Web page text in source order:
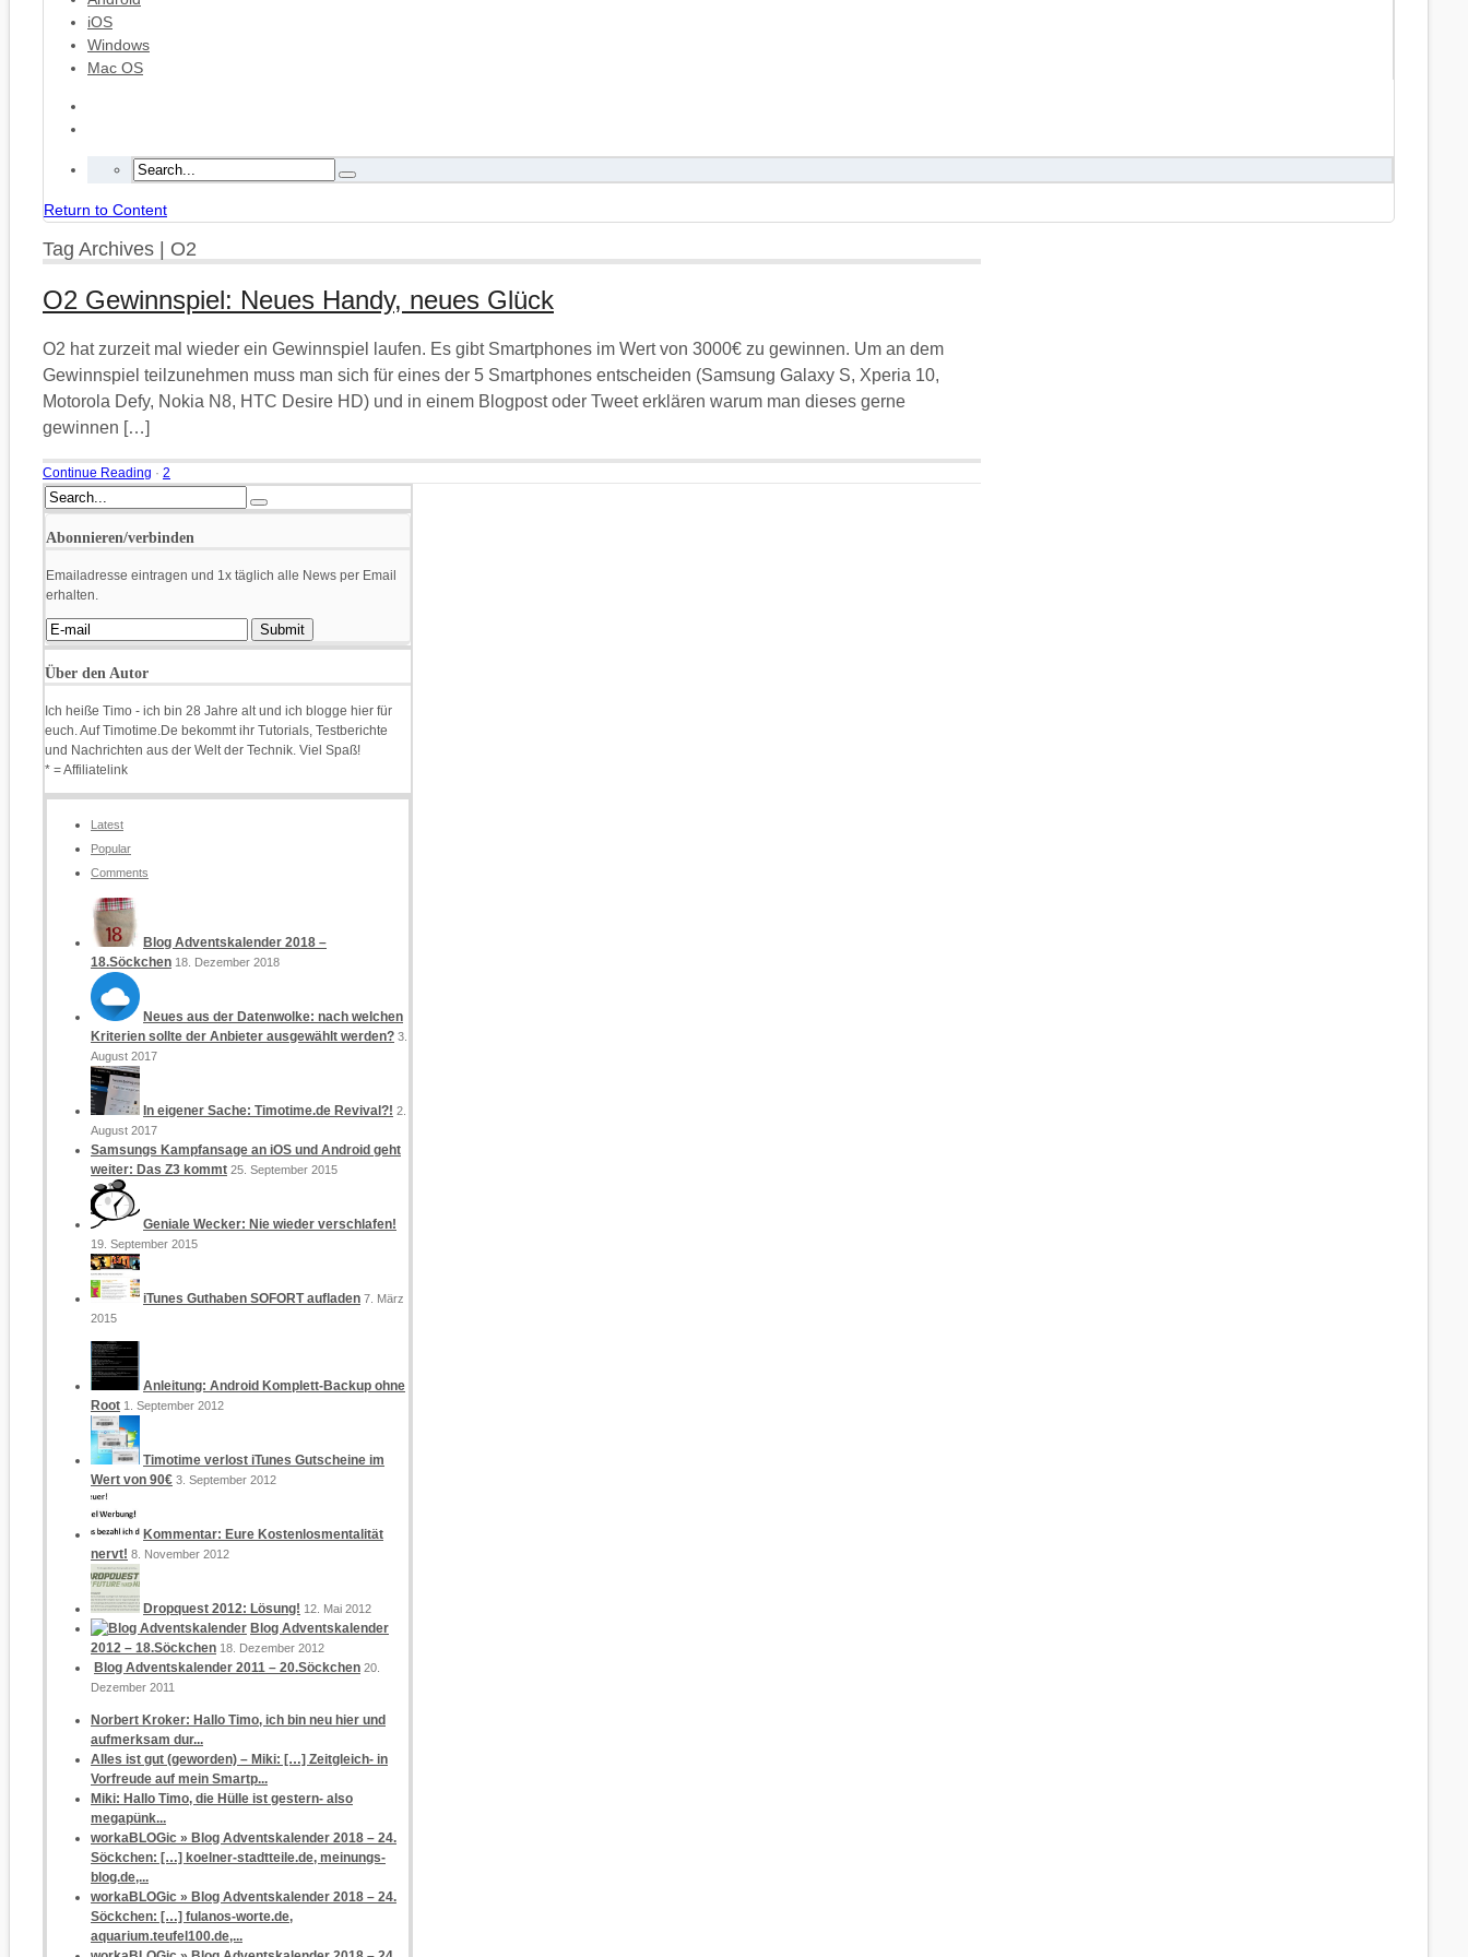
iOS
Windows
Mac OS
Return to Content
Tag Archives | O2
O2 Gewinnspiel: Neues Handy, neues Glück
O2 hat zurzeit mal wieder ein Gewinnspiel laufen. Es gibt Smartphones im Wert von 3000€ zu gewinnen. Um an dem
Gewinnspiel teilzunehmen muss man sich für eines der 5 Smartphones entscheiden (Samsung Galaxy S, Xperia 10,
Motorola Defy, Nokia N8, HTC Desire HD) und in einem Blogpost oder Tweet erklären warum man dieses gerne
gewinnen […]
Continue Reading · 2
Abonnieren/verbinden
Emailadresse eintragen und 1x täglich alle News per Email
erhalten.
Über den Autor
Ich heiße Timo - ich bin 28 Jahre alt und ich blogge hier für
euch. Auf Timotime.De bekommt ihr Tutorials, Testberichte
und Nachrichten aus der Welt der Technik. Viel Spaß!
* = Affiliatelink
Latest
Popular
Comments
Blog Adventskalender 2018 –
18.Söckchen 18. Dezember 2018
Neues aus der Datenwolke: nach welchen
Kriterien sollte der Anbieter ausgewählt werden? 3.
August 2017
In eigener Sache: Timotime.de Revival?! 2.
August 2017
Samsungs Kampfansage an iOS und Android geht
weiter: Das Z3 kommt 25. September 2015
Geniale Wecker: Nie wieder verschlafen!
19. September 2015
iTunes Guthaben SOFORT aufladen 7. März
2015
Anleitung: Android Komplett-Backup ohne
Root 1. September 2012
Timotime verlost iTunes Gutscheine im
Wert von 90€ 3. September 2012
Kommentar: Eure Kostenlosmentalität
nervt! 8. November 2012
Dropquest 2012: Lösung! 12. Mai 2012
Blog Adventskalender
2012 – 18.Söckchen 18. Dezember 2012
Blog Adventskalender 2011 – 20.Söckchen 20.
Dezember 2011
Norbert Kroker: Hallo Timo, ich bin neu hier und
aufmerksam dur...
Alles ist gut (geworden) – Miki: […] Zeitgleich- in
Vorfreude auf mein Smartp...
Miki: Hallo Timo, die Hülle ist gestern- also
megapünk...
workaBLOGic » Blog Adventskalender 2018 – 24.
Söckchen: […] koelner-stadtteile.de, meinungs-
blog.de,...
workaBLOGic » Blog Adventskalender 2018 – 24.
Söckchen: […] fulanos-worte.de,
aquarium.teufel100.de,...